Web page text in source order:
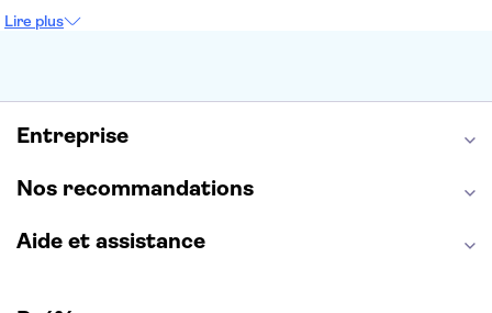
La Chapelle Sixtine
Opéra Garnier
Lire plus
Entreprise
Nos recommandations
Aide et assistance